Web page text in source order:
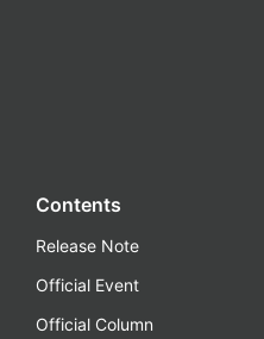
Contents
Release Note
Official Event
Official Column